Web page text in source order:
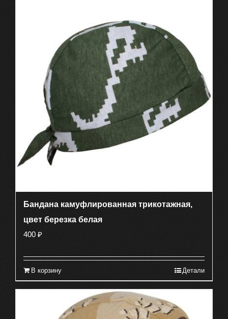
Бандана камуфлированная трикотажная,
цвет березка белая
400 ₽
В корзину Детали